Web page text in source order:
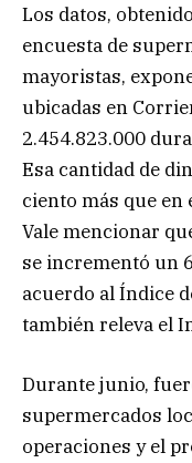
Los datos,
encuesta de
mayoristas,
ubicadas en
2.454.823.000
Esa cantidad de
ciento más que en
Vale mencionar
se incrementó un
acuerdo al Índice
también releva el
Durante junio,
supermercados
operaciones y el